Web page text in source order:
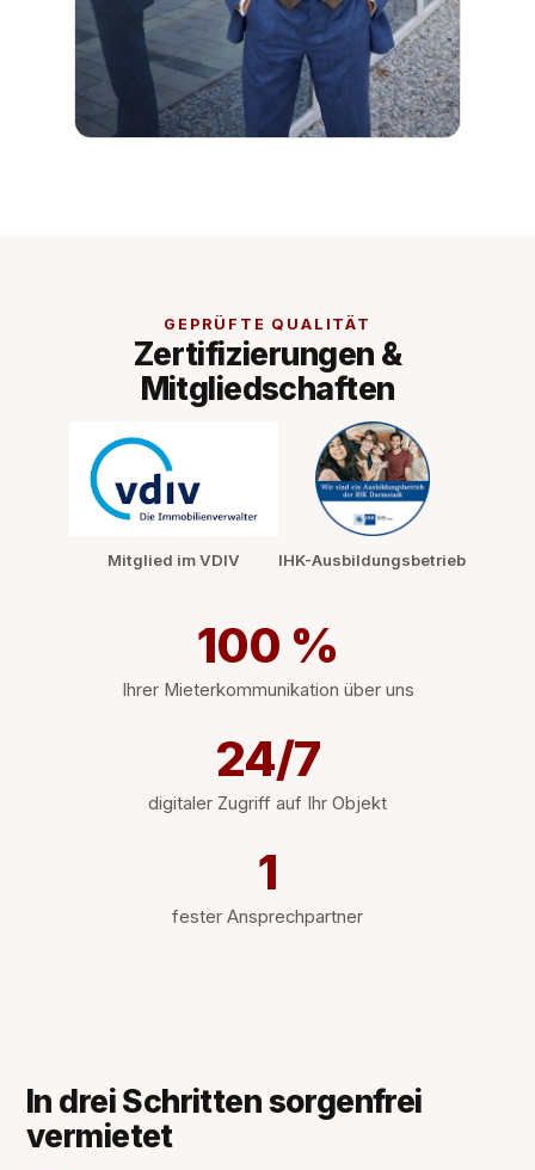
GEPRÜFTE QUALITÄT
Zertifizierungen &
Mitgliedschaften
Mitglied im VDIV IHK-Ausbildungsbetrieb
100 %
Ihrer Mieterkommunikation über uns
24/7
digitaler Zugriff auf Ihr Objekt
1
fester Ansprechpartner
In drei Schritten sorgenfrei
vermietet